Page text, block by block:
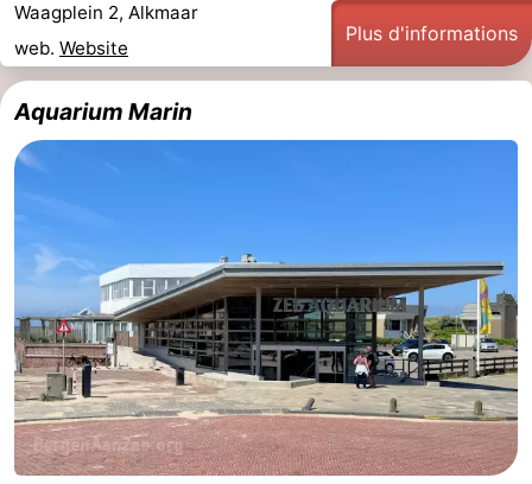
La
Haye
-
Rotterdam
-
Rockanje
Météo
Waagplein 2, Alkmaar
web. Website
Plus d'informations
Aquarium Marin